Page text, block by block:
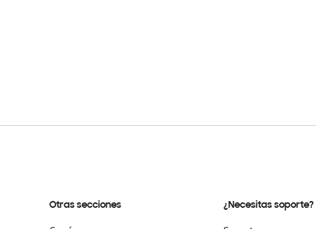
Otras secciones ¿Necesitas soporte?